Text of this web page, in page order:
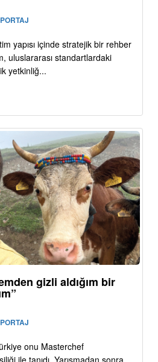
yapısı içinde stratejik bir rehber
uluslararası standartlardaki
yetkinliğ...
gizli aldığım bir
onu Masterchef
ile tanıdı. Yarışmadan sonra